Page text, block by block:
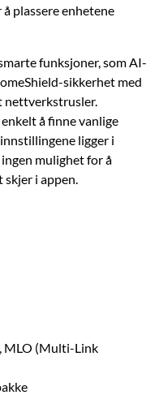
plassere enhetene
funksjoner, som AI-
sikkerhet med
nettverkstrusler.
å finne vanlige
ligger i
mulighet for å
i appen.
MLO (Multi-Link